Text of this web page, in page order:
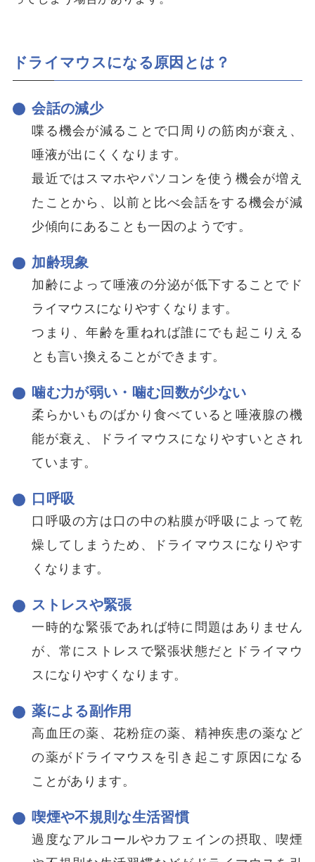
ドライマウスになる原因とは？
会話の減少
喋る機会が減ることで口周りの筋肉が衰え、
唾液が出にくくなります。
最近ではスマホやパソコンを使う機会が増え
たことから、以前と比べ会話をする機会が減
少傾向にあることも一因のようです。
加齢現象
加齢によって唾液の分泌が低下することでド
ライマウスになりやすくなります。
つまり、年齢を重ねれば誰にでも起こりえる
とも言い換えることができます。
噛む力が弱い・噛む回数が少ない
柔らかいものばかり食べていると唾液腺の機
能が衰え、ドライマウスになりやすいとされ
ています。
口呼吸
口呼吸の方は口の中の粘膜が呼吸によって乾
燥してしまうため、ドライマウスになりやす
くなります。
ストレスや緊張
一時的な緊張であれば特に問題はありません
が、常にストレスで緊張状態だとドライマウ
スになりやすくなります。
薬による副作用
高血圧の薬、花粉症の薬、精神疾患の薬など
の薬がドライマウスを引き起こす原因になる
ことがあります。
喫煙や不規則な生活習慣
過度なアルコールやカフェインの摂取、喫煙